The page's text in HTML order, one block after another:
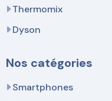
Thermomix
Dyson
Nos catégories
Smartphones